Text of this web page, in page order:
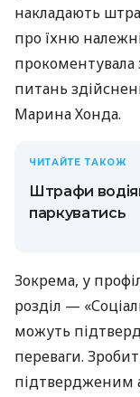
накладають
про їхню
питань
Марина Хонда.
ЧИТАЙТЕ ТАКОЖ
Штрафи
паркуватись
Зокрема, у
розділ —
можуть
переваги.
підтвердженим